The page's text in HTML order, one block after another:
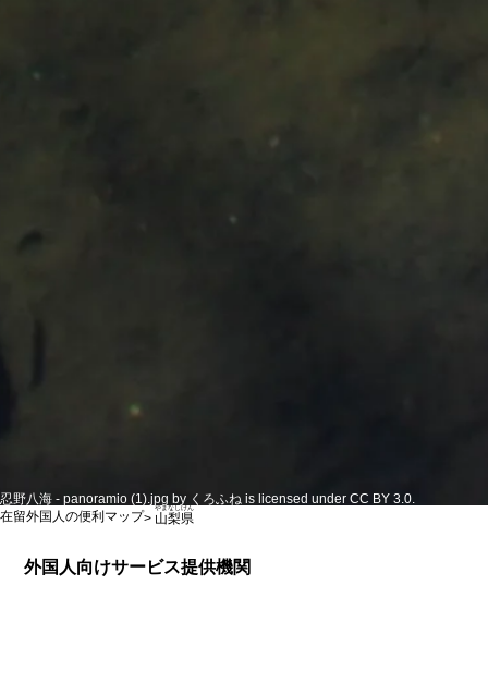
忍野八海 - panoramio (1).jpg by くろふね is licensed under CC BY 3.0.
在留外国人の便利マップ> 山梨県
やまなしけん
外国人向けサービス提供機関